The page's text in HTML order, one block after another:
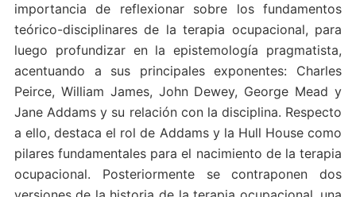
importancia de reflexionar sobre los fundamentos
teórico-disciplinares de la terapia ocupacional, para
luego profundizar en la epistemología pragmatista,
acentuando a sus principales exponentes: Charles
Peirce, William James, John Dewey, George Mead y
Jane Addams y su relación con la disciplina. Respecto
a ello, destaca el rol de Addams y la Hull House como
pilares fundamentales para el nacimiento de la terapia
ocupacional. Posteriormente se contraponen dos